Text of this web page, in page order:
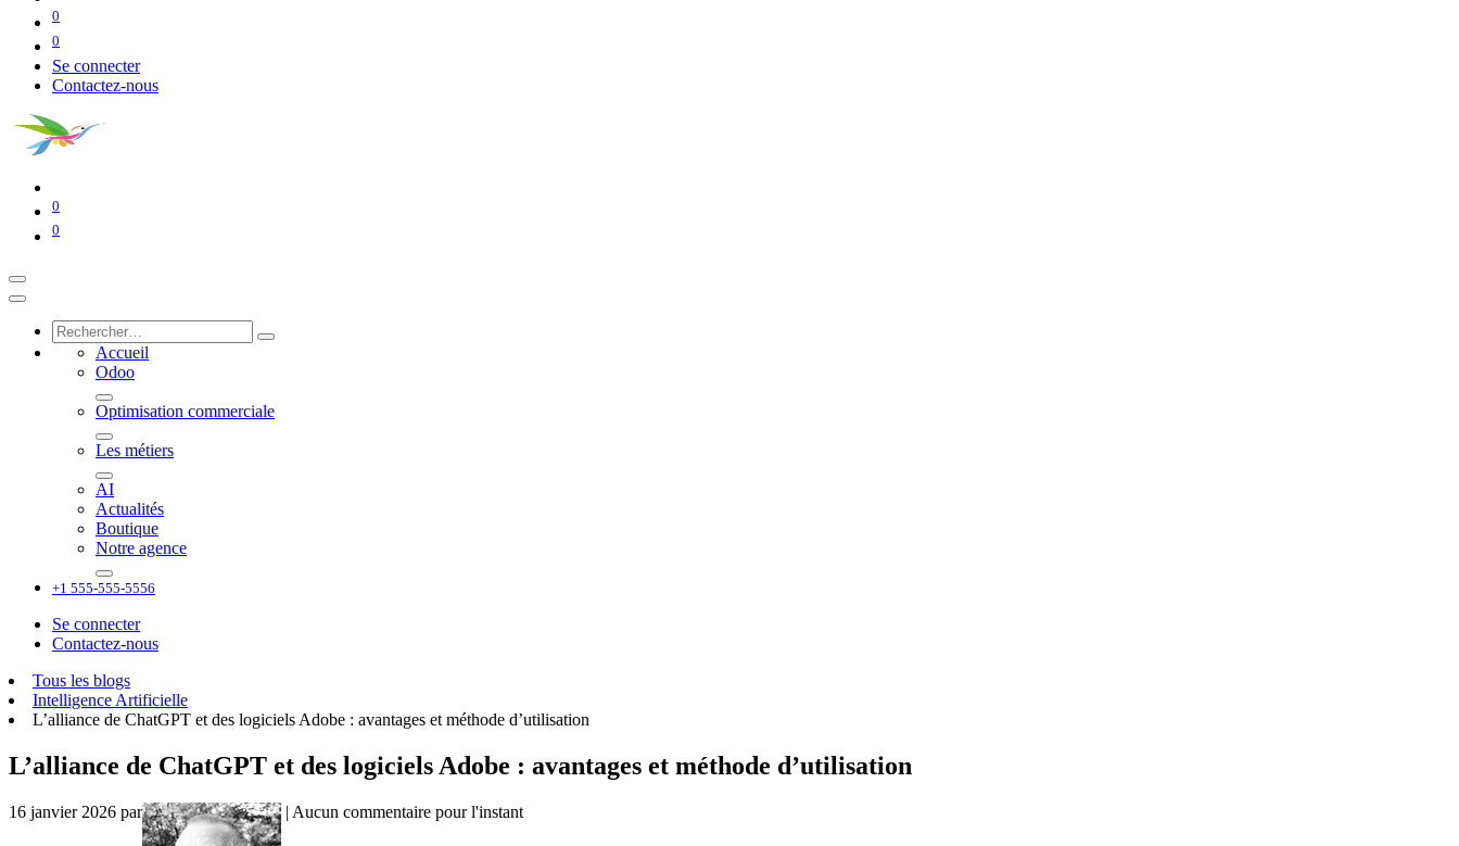
0
0
Se connecter
Contactez-nous
0
0
Accueil
Odoo
Optimisation commerciale
Les métiers
AI
Actualités
Boutique
Notre agence
+1 555-555-5556
Se connecter
Contactez-nous
Tous les blogs
Intelligence Artificielle
L’alliance de ChatGPT et des logiciels Adobe : avantages et méthode d’utilisation
L’alliance de ChatGPT et des logiciels Adobe : avantages et méthode d’utilisation
16 janvier 2026 par | Aucun commentaire pour l'instant